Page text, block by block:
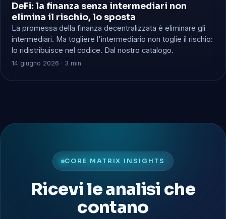
DeFi: la finanza senza intermediari non
elimina il rischio, lo sposta
La promessa della finanza decentralizzata è eliminare gli
intermediari. Ma togliere l'intermediario non toglie il rischio:
lo ridistribuisce nel codice. Dal nostro catalogo.
14 giugno 2026 · 3 min
CORE MATRIX INSIGHTS
Ricevi le analisi che
contano